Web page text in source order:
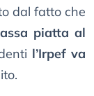
dal fatto che
piatta al
l’Irpef va